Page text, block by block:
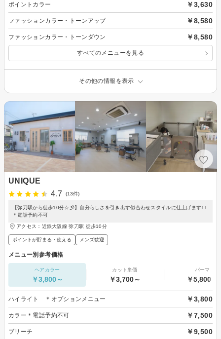
ポイントカラー ￥3,630
ファッションカラー・トーンアップ ￥8,580
ファッションカラー・トーンダウン ￥8,580
すべてのメニューを見る
その他の情報を表示
UNIQUE
4.7
(13件)
【弥刀駅から徒歩10分☆彡】自分らしさを引き出す似合わせスタイルに仕上げます♪♪
＊電話予約不可
アクセス：近鉄大阪線 弥刀駅 徒歩10分
ポイントが貯まる・使える メンズ歓迎
メニュー別参考価格
ヘアカラー
￥3,800～
カット単価
￥3,700～
パーマ
￥5,800～
ハイライト ＊オプションメニュー ￥3,800
カラー＊電話予約不可 ￥7,500
ブリーチ ￥9,500